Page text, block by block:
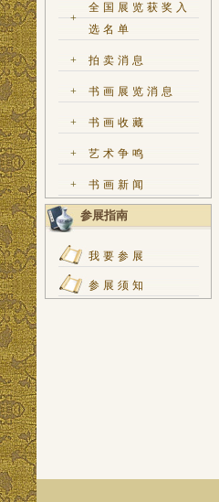
+
全国展览获奖入
选名单
+ 拍卖消息
+ 书画展览消息
+ 书画收藏
+ 艺术争鸣
+ 书画新闻
参展指南
我要参展
参展须知